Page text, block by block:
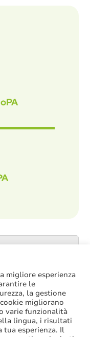
tetti di spesa
per l’aumento del
migliore esperienza
le
la gestione
migliorano
varie funzionalità
lingua, i risultati
esperienza. Il